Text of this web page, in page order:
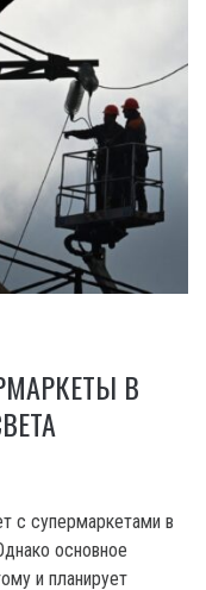
В
с супермаркетами в
основное
и планирует